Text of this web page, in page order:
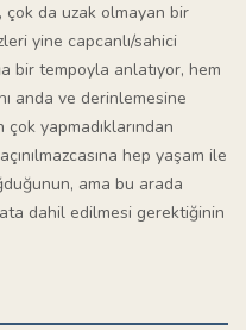
çok da uzak olmayan bir
yine capcanlı/sahici
bir tempoyla anlatıyor, hem
anda ve derinlemesine
yapmadıklarından
hep yaşam ile
ama bu arada
dahil edilmesi gerektiğinin